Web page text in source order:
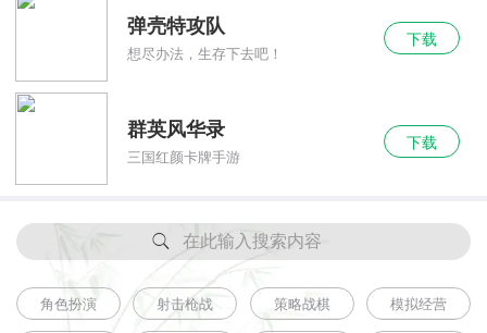
弹壳特攻队
想尽办法，生存下去吧！
下载
群英风华录
三国红颜卡牌手游
下载
在此输入搜索内容
角色扮演 射击枪战 策略战棋 模拟经营